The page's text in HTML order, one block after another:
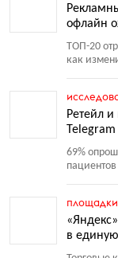
офлайн
ТОП-20
как
Ретейл
69%
площадки
в